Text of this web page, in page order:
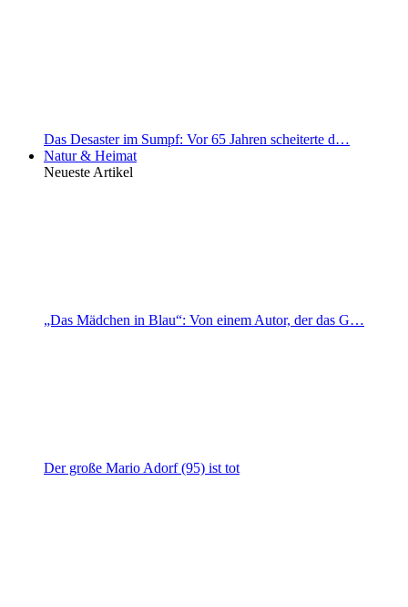
Das Desaster im Sumpf: Vor 65 Jahren scheiterte d…
Natur & Heimat
Neueste Artikel
„Das Mädchen in Blau“: Von einem Autor, der das G…
Der große Mario Adorf (95) ist tot